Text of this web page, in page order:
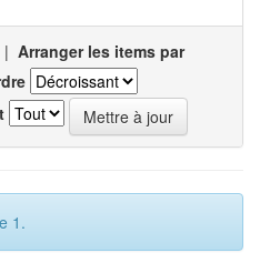
| Arranger les items par
1.